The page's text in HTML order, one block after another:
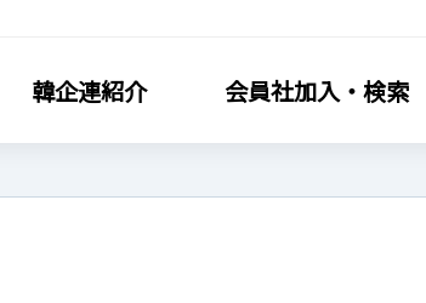
韓企連紹介 会員社加入・検索